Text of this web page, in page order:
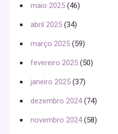
maio 2025 (46)
abril 2025 (34)
março 2025 (59)
fevereiro 2025 (50)
janeiro 2025 (37)
dezembro 2024(74)
novembro 2024(58)